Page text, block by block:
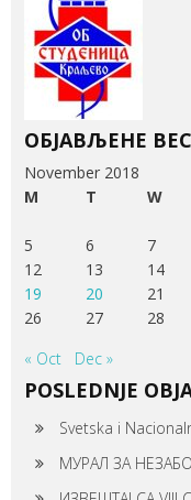
ОБЈАВЉЕНЕ
November 2018
M
T W
5
6 7
12
13 14
19
20 21
26
27 28
« Oct
Dec »
POSLEDNJE
Svetska i
МУРАЛ ЗА